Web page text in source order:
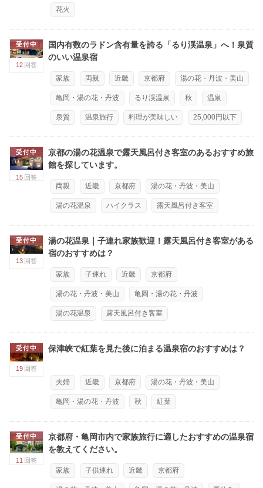
花火
受付中
12 回答
国内有数のラドン含有量を誇る「るり渓温泉」へ！泉質
のいい温泉宿
家族 両親 近畿 京都府 湯の花・丹波・美山
亀岡・湯の花・丹波 るり渓温泉 秋 温泉
泉質 温泉旅行 料理が美味しい 25,000円以下
受付中
15 回答
京都の湯の花温泉で露天風呂付き客室のあるおすすめ旅
館を探しています。
両親 近畿 京都府 湯の花・丹波・美山
湯の花温泉 ハイクラス 露天風呂付き客室
受付中
13 回答
湯の花温泉｜子連れ家族歓迎！露天風呂付き客室がある
宿のおすすめは？
家族 子連れ 近畿 京都府
湯の花・丹波・美山 亀岡・湯の花・丹波
湯の花温泉 露天風呂付き客室
受付中
19 回答
保津峡で紅葉を見た後に泊まる温泉宿のおすすめは？
夫婦 近畿 京都府 湯の花・丹波・美山
亀岡・湯の花・丹波 秋 紅葉
受付中
11 回答
京都府・亀岡市内で家族旅行に適したおすすめの温泉宿
を教えてください。
家族 子供連れ 近畿 京都府